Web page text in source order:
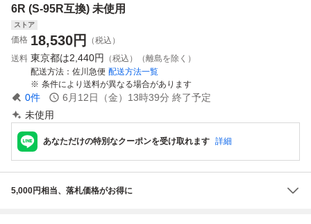
6R (S-95R互換) 未使用
ストア
価格 18,530円
（税込）
送料 東京都は2,440円
（税込）（離島を除く）
配送方法
佐川急便 配送方法一覧
条件により送料が異なる場合があります
0件 6月12日（金）13時39分 終了予定
未使用
あなただけの特別なクーポンを受け取れます 詳細
5,000円相当、落札価格がお得に